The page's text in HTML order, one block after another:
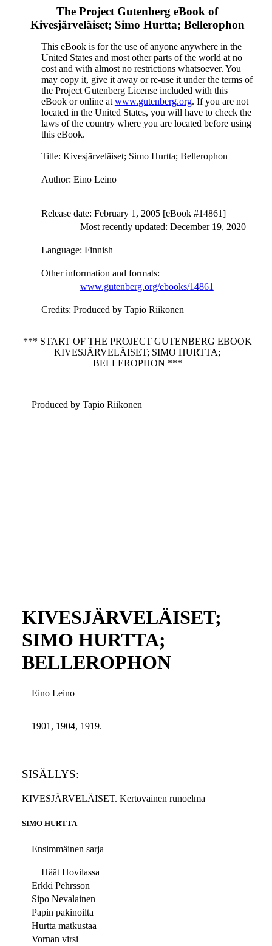
The Project Gutenberg eBook of
Kivesjärveläiset; Simo Hurtta; Bellerophon
This eBook is for the use of anyone anywhere in the
United States and most other parts of the world at no
cost and with almost no restrictions whatsoever. You
may copy it, give it away or re-use it under the terms of
the Project Gutenberg License included with this
eBook or online at www.gutenberg.org. If you are not
located in the United States, you will have to check the
laws of the country where you are located before using
this eBook.
Title: Kivesjärveläiset; Simo Hurtta; Bellerophon
Author: Eino Leino
Release date: February 1, 2005 [eBook #14861]
Most recently updated: December 19, 2020
Language: Finnish
Other information and formats:
www.gutenberg.org/ebooks/14861
Credits: Produced by Tapio Riikonen
*** START OF THE PROJECT GUTENBERG EBOOK
KIVESJÄRVELÄISET; SIMO HURTTA;
BELLEROPHON ***
Produced by Tapio Riikonen
KIVESJÄRVELÄISET;
SIMO HURTTA;
BELLEROPHON
Eino Leino
1901, 1904, 1919.
SISÄLLYS:
KIVESJÄRVELÄISET. Kertovainen runoelma
SIMO HURTTA
Ensimmäinen sarja
Häät Hovilassa
Erkki Pehrsson
Sipo Nevalainen
Papin pakinoilta
Hurtta matkustaa
Vornan virsi